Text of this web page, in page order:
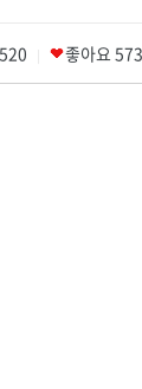
로컬 콘텐츠 Hub
문화행사 아카이빙
좋아요573